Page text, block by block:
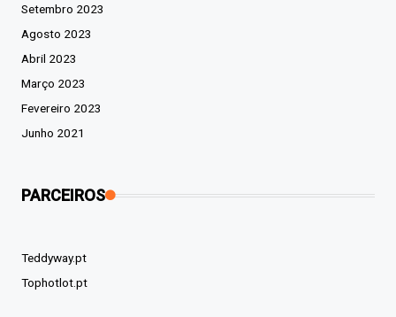
Setembro 2023
Agosto 2023
Abril 2023
Março 2023
Fevereiro 2023
Junho 2021
PARCEIROS
Teddyway.pt
Tophotlot.pt